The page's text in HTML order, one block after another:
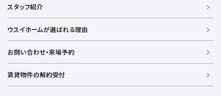
新築戸建て
土地
投資物件
ラグジュアリー物件
【売る】
【横浜エリア】
金沢文庫店
上大岡店 戸塚店 新横浜店
港北ニュータウン店
【湘南エリア】
追浜店
衣笠店
横須賀中央店
スタッフ紹介
ウスイホームが選ばれる理由
お問い合わせ・来場予約
賃貸物件の解約受付